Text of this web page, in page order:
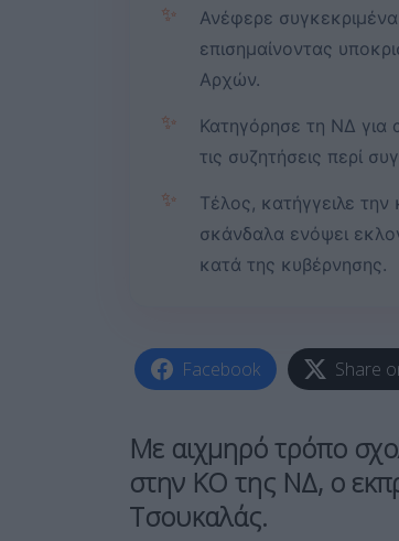
✨
Ανέφερε
επισημαίνοντας
Αρχών.
✨
Κατηγόρησε τη ΝΔ για
τις συζητήσεις περί
✨
Τέλος, κατήγγειλε
σκάνδαλα ενόψει
κατά της κυβέρνησης.
Facebook Share
Με αιχμηρό τρόπο
στην ΚΟ της ΝΔ, ο
Τσουκαλάς.